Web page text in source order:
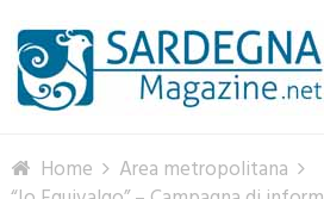
Home
Area metropolitana